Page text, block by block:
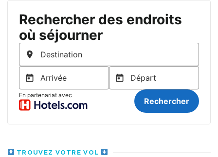
TROUVEZ VOTRE VOL